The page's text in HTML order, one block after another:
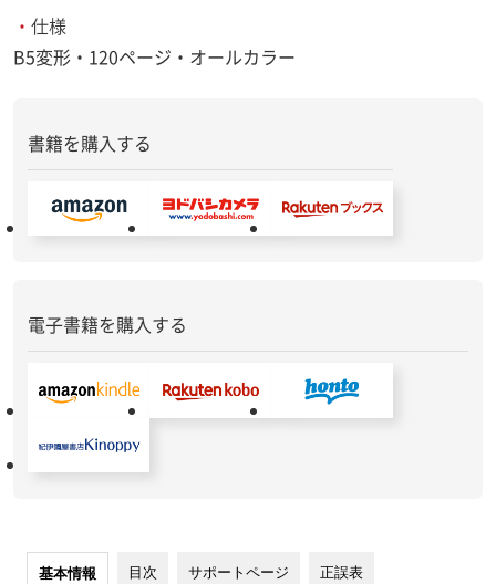
・ 仕様
B5変形・120ページ・オールカラー
書籍を購入する
電子書籍を購入する
基本情報 目次 サポートページ 正誤表